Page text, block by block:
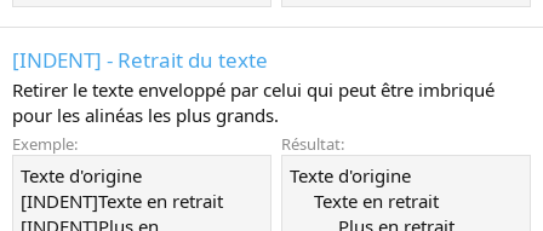
[INDENT] - Retrait du texte
Retirer le texte enveloppé par celui qui peut être imbriqué
pour les alinéas les plus grands.
Exemple:
Texte d'origine
[INDENT]Texte en retrait
[INDENT]Plus en
Résultat:
Texte d'origine
Texte en retrait
Plus en retrait​